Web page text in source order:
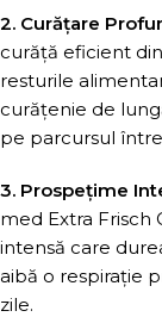
2. Curățare
curăță eficient
resturile
curățenie de
pe parcursul
3. Prospețime
med Extra Frisch
intensă care
aibă o respirație
zile.